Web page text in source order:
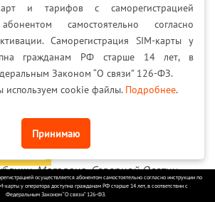
SIMKA– 13.12.2022
тарифный план на связь для
МТС по всей РФ, кроме
области, Астраханской области,
Дагестана,
края, Ингушетии,
Балкарской Республики,
Карачаево-Черкесской
Магадана, Северной Осетии,
Ставропольского края,
осуществляется абонентом самостоятельно согласно инструкции по
карты у оператора доступна гражданам РФ старше 14 лет, в соответствии с
Федеральным Законом “О связи” 126-ФЗ.
и тарифов с саморегистрацией
самостоятельно согласно
Саморегистрация SIM-карты у
гражданам РФ старше 14 лет, в
Законом “О связи” 126-ФЗ.
используем cookie файлы. Подробнее.
Принимаю